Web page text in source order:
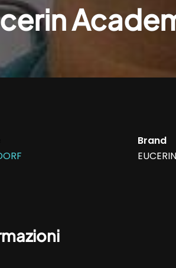
Brand
EUCERIN